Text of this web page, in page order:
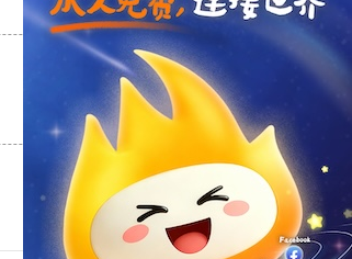
支持[0] 反对[0]
支持[0] 反对[0]